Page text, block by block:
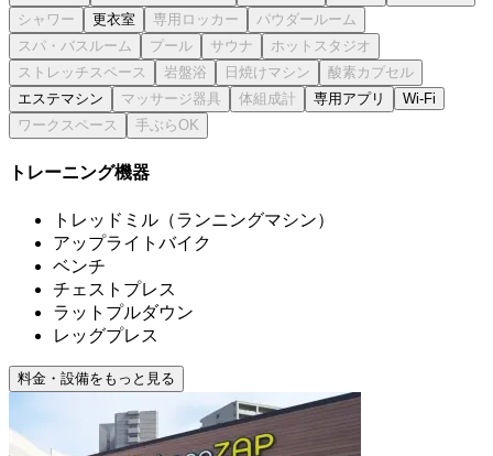
更衣室
エステマシン 専用アプリ Wi-Fi
トレーニング機器
トレッドミル（ランニングマシン）
アップライトバイク
ベンチ
チェストプレス
ラットプルダウン
レッグプレス
料金・設備をもっと見る